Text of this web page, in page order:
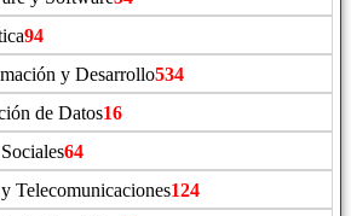
94
y Desarrollo534
de Datos16
64
Telecomunicaciones124